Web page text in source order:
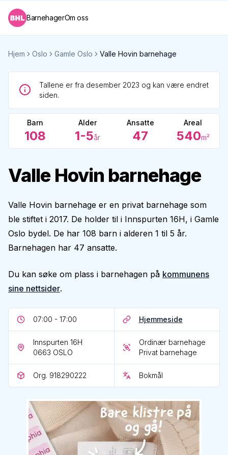
BarnehagerOm oss
Hjem Oslo Gamle Oslo Valle Hovin barnehage
Tallene er fra desember 2023 og kan være endret
siden.
Barn
108
Alder
1-5år
Ansatte
47
Areal
540m²
Valle Hovin barnehage
Valle Hovin barnehage er en privat barnehage som
ble stiftet i 2017. De holder til i Innspurten 16H, i Gamle
Oslo bydel. De har 108 barn i alderen 1 til 5 år.
Barnehagen har 47 ansatte.
Du kan søke om plass i barnehagen på kommunens
sine nettsider.
07:00 - 17:00 Hjemmeside
Innspurten 16H
0663 OSLO
Ordinær barnehage
Privat barnehage
Org. 918290222 Bokmål